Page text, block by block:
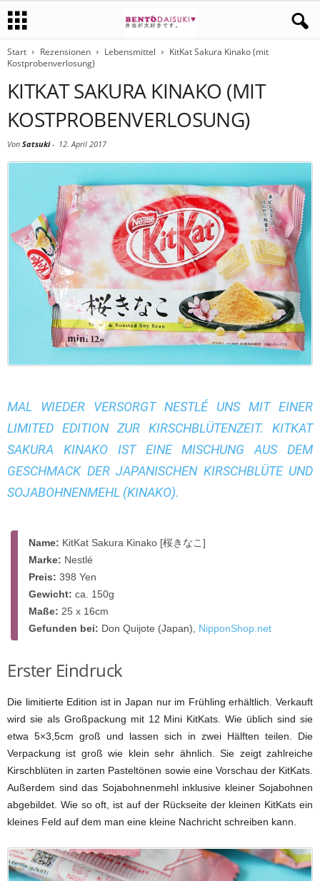
Start Rezensionen Lebensmittel
KitKat Sakura Kinako (mit
Kostprobenverlosung)
KITKAT SAKURA KINAKO (MIT
KOSTPROBENVERLOSUNG)
Von Satsuki- 12. April 2017
MAL WIEDER VERSORGT NESTLÉ UNS MIT EINER
LIMITED EDITION ZUR KIRSCHBLÜTENZEIT. KITKAT
SAKURA KINAKO IST EINE MISCHUNG AUS DEM
GESCHMACK DER JAPANISCHEN KIRSCHBLÜTE UND
SOJABOHNENMEHL (KINAKO).
Name: KitKat Sakura Kinako [桜きなこ]
Marke: Nestlé
Preis: 398 Yen
Gewicht: ca. 150g
Maße: 25 x 16cm
Gefunden bei: Don Quijote (Japan), NipponShop.net
Erster Eindruck
Die limitierte Edition ist in Japan nur im Frühling erhältlich. Verkauft
wird sie als Großpackung mit 12 Mini KitKats. Wie üblich sind sie
etwa 5×3,5cm groß und lassen sich in zwei Hälften teilen. Die
Verpackung ist groß wie klein sehr ähnlich. Sie zeigt zahlreiche
Kirschblüten in zarten Pasteltönen sowie eine Vorschau der KitKats.
Außerdem sind das Sojabohnenmehl inklusive kleiner Sojabohnen
abgebildet. Wie so oft, ist auf der Rückseite der kleinen KitKats ein
kleines Feld auf dem man eine kleine Nachricht schreiben kann.